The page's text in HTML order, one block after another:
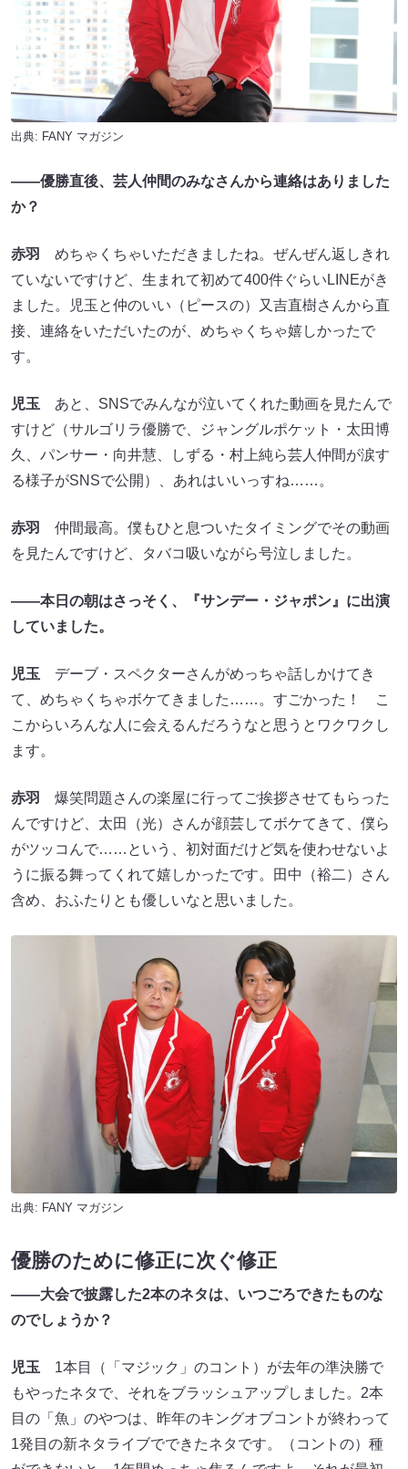
出典: FANY マガジン
――優勝直後、芸人仲間のみなさんから連絡はありました
か？
赤羽
めちゃくちゃいただきましたね。ぜんぜん返しきれ
ていないですけど、生まれて初めて400件ぐらいLINEがき
ました。児玉と仲のいい（ピースの）又吉直樹さんから直
接、連絡をいただいたのが、めちゃくちゃ嬉しかったで
す。
児玉 あと、SNSでみんなが泣いてくれた動画を見たんで
すけど（サルゴリラ優勝で、ジャングルポケット・太田博
久、パンサー・向井慧‎、しずる・村上純ら芸人仲間が涙す
る様子がSNSで公開）、あれはいいっすね……。
赤羽
仲間最高。僕もひと息ついたタイミングでその動画
を見たんですけど、タバコ吸いながら号泣しました。
――本日の朝はさっそく、『サンデー・ジャポン』に出演
していました。
児玉 デーブ・スペクターさんがめっちゃ話しかけてき
て、めちゃくちゃボケてきました……。すごかった！ こ
こからいろんな人に会えるんだろうなと思うとワクワクし
ます。
赤羽
爆笑問題さんの楽屋に行ってご挨拶させてもらった
んですけど、太田（光）さんが顔芸してボケてきて、僕ら
がツッコんで……という、初対面だけど気を使わせないよ
うに振る舞ってくれて嬉しかったです。田中（裕二）さん
含め、おふたりとも優しいなと思いました。
出典: FANY マガジン
優勝のために修正に次ぐ修正
――大会で披露した2本のネタは、いつごろできたものな
のでしょうか？
児玉 1本目（「マジック」のコント）が去年の準決勝で
もやったネタで、それをブラッシュアップしました。2本
目の「魚」のやつは、昨年のキングオブコントが終わって
1発目の新ネタライブでできたネタです。（コントの）種